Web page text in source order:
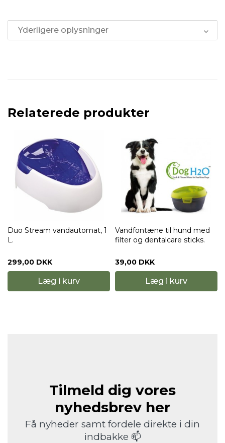
Yderligere oplysninger
Relaterede produkter
Vandfontæne til hund med
filter og dentalcare sticks.
39,00 DKK
Læg i kurv
Vandfontæne m. filter og
dentalcare
39,00 DKK
Læg i kurv
Tilmeld dig vores
nyhedsbrev her
Få nyheder samt fordele direkte i din
indbakke 📫